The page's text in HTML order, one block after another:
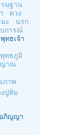
รมฐาน
ดวง
ะ
นรก
การณ์
ทธเจ้า
พุทธภูมิ
าณ
ภาพ
ปู่ทิม
อภิญญา